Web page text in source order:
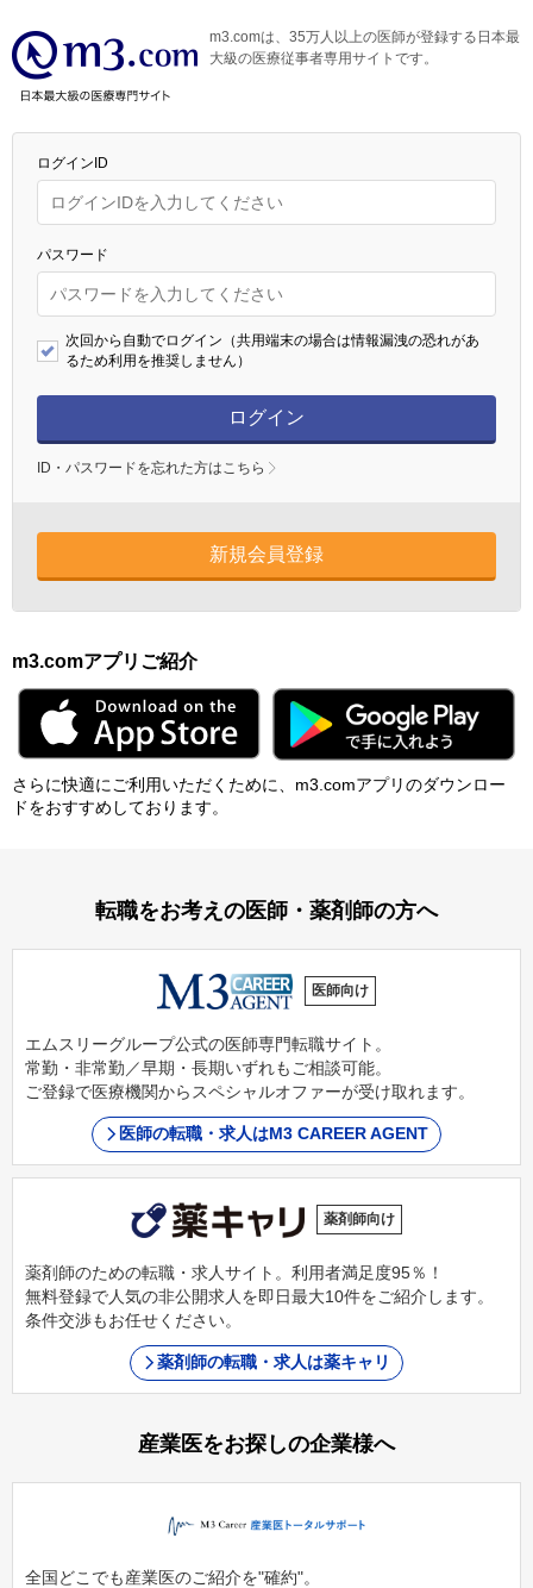
m3.comは、35万人以上の医師が登録する日本最
大級の医療従事者専用サイトです。
ログインID
パスワード
次回から自動でログイン（共用端末の場合は情報漏洩の恐れがあ
るため利用を推奨しません）
ログイン
ID・パスワードを忘れた方はこちら
新規会員登録
m3.comアプリご紹介
さらに快適にご利⽤いただくために、m3.comアプリのダウンロー
ドをおすすめしております。
転職をお考えの医師・薬剤師の方へ
医師向け
エムスリーグループ公式の医師専門転職サイト。
常勤・非常勤／早期・長期いずれもご相談可能。
ご登録で医療機関からスペシャルオファーが受け取れます。
医師の転職・求人はM3 CAREER AGENT
薬剤師向け
薬剤師のための転職・求人サイト。利用者満足度95％！
無料登録で人気の非公開求人を即日最大10件をご紹介します。
条件交渉もお任せください。
薬剤師の転職・求人は薬キャリ
産業医をお探しの企業様へ
全国どこでも産業医のご紹介を"確約"。